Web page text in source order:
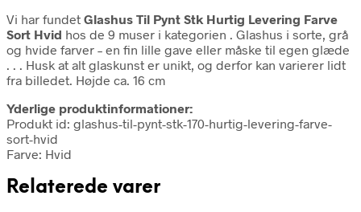
Vi har fundet Glashus Til Pynt Stk Hurtig Levering Farve
Sort Hvid hos de 9 muser i kategorien . Glashus i sorte, grå
og hvide farver – en fin lille gave eller måske til egen glæde
. . . Husk at alt glaskunst er unikt, og derfor kan varierer lidt
fra billedet. Højde ca. 16 cm
Yderlige produktinformationer:
Produkt id: glashus-til-pynt-stk-170-hurtig-levering-farve-
sort-hvid
Farve: Hvid
Relaterede varer